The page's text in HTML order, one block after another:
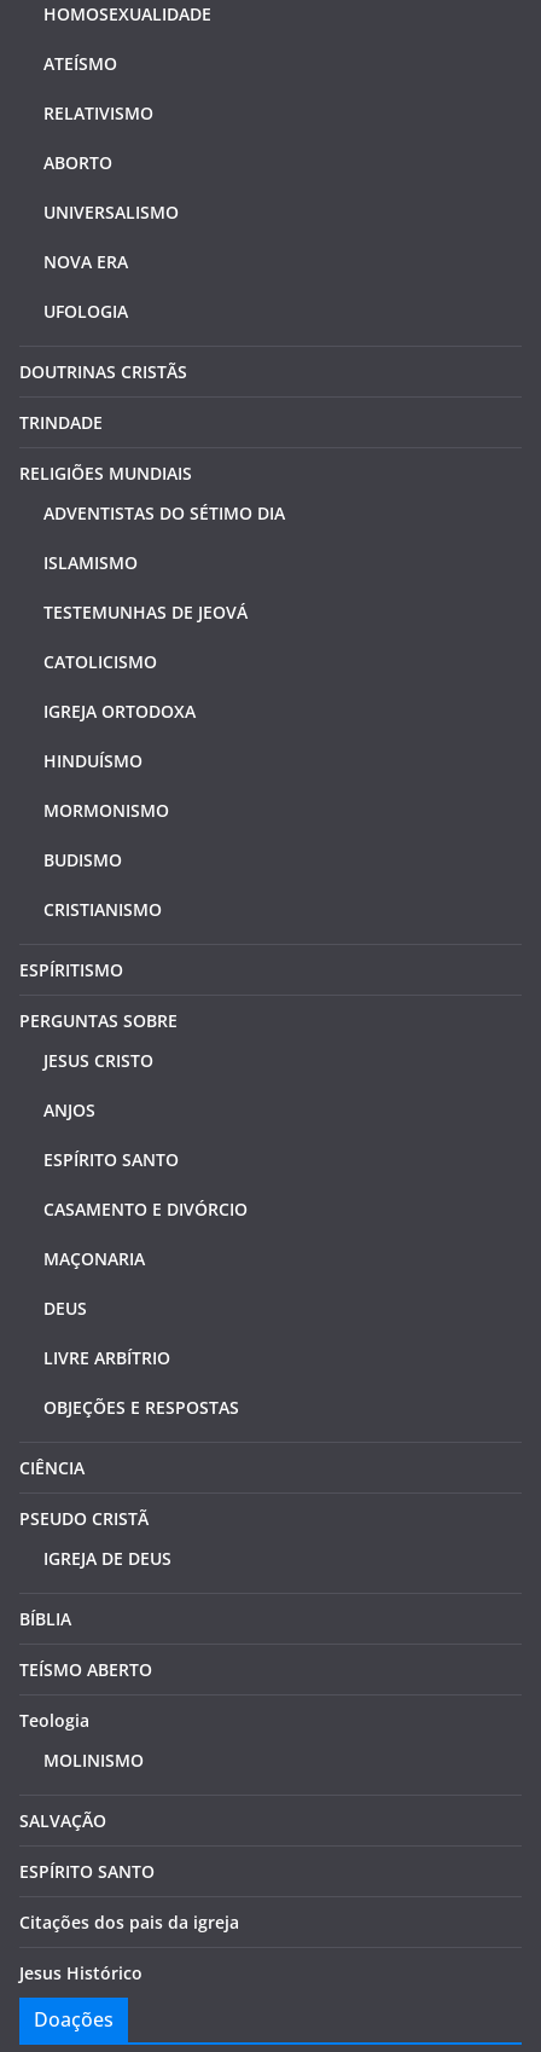
HOMOSEXUALIDADE
ATEÍSMO
RELATIVISMO
ABORTO
UNIVERSALISMO
NOVA ERA
UFOLOGIA
DOUTRINAS CRISTÃS
TRINDADE
RELIGIÕES MUNDIAIS
ADVENTISTAS DO SÉTIMO DIA
ISLAMISMO
TESTEMUNHAS DE JEOVÁ
CATOLICISMO
IGREJA ORTODOXA
HINDUÍSMO
MORMONISMO
BUDISMO
CRISTIANISMO
ESPÍRITISMO
PERGUNTAS SOBRE
JESUS CRISTO
ANJOS
ESPÍRITO SANTO
CASAMENTO E DIVÓRCIO
MAÇONARIA
DEUS
LIVRE ARBÍTRIO
OBJEÇÕES E RESPOSTAS
CIÊNCIA
PSEUDO CRISTÃ
IGREJA DE DEUS
BÍBLIA
TEÍSMO ABERTO
Teologia
MOLINISMO
SALVAÇÃO
ESPÍRITO SANTO
Citações dos pais da igreja
Jesus Histórico
Doações